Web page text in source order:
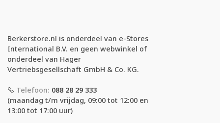
Berkerstore.nl is onderdeel van e-Stores
International B.V. en geen webwinkel of
onderdeel van Hager
Vertriebsgesellschaft GmbH & Co. KG.
Telefoon: 088 28 29 333
(maandag t/m vrijdag, 09:00 tot 12:00 en
13:00 tot 17:00 uur)